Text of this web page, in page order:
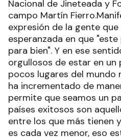
Nacional de Jineteada y
campo Martín
expresión de la gente
esperanzada en que
para bien". Y en ese
orgullosos de estar en un
pocos lugares del mundo
ha incrementado de
permite que seamos un
países exitosos son
entre los que más tienen
es cada vez menor, eso